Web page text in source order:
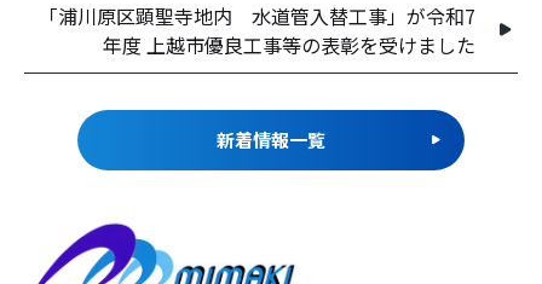
「浦川原区顕聖寺地内 水道管入替工事」が令和7
年度 上越市優良工事等の表彰を受けました
新着情報一覧